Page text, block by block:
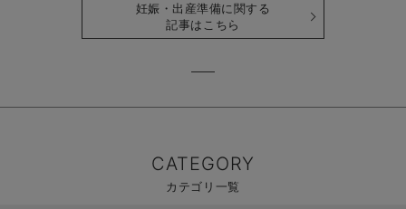
妊娠・出産準備に関する
記事はこちら
CATEGORY
カテゴリ一覧